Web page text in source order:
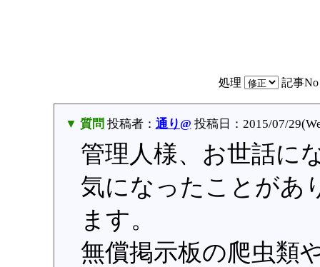
処理 記事
▼ 質問 投稿者： 通り@ 投稿日：2015/07/
管理人様、お世話
気になったことがあ
ます。
無償掲示板の爬虫類